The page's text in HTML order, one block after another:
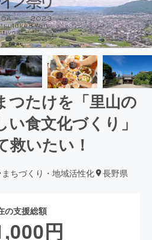
つたけを「里山の
食文化づくり」
救いたい！
まちづくり・地域活性化 長野県
の支援総額
円